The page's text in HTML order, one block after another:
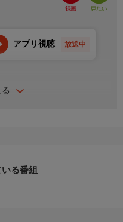
アプリ視聴 放送中
対立していた。
る番組